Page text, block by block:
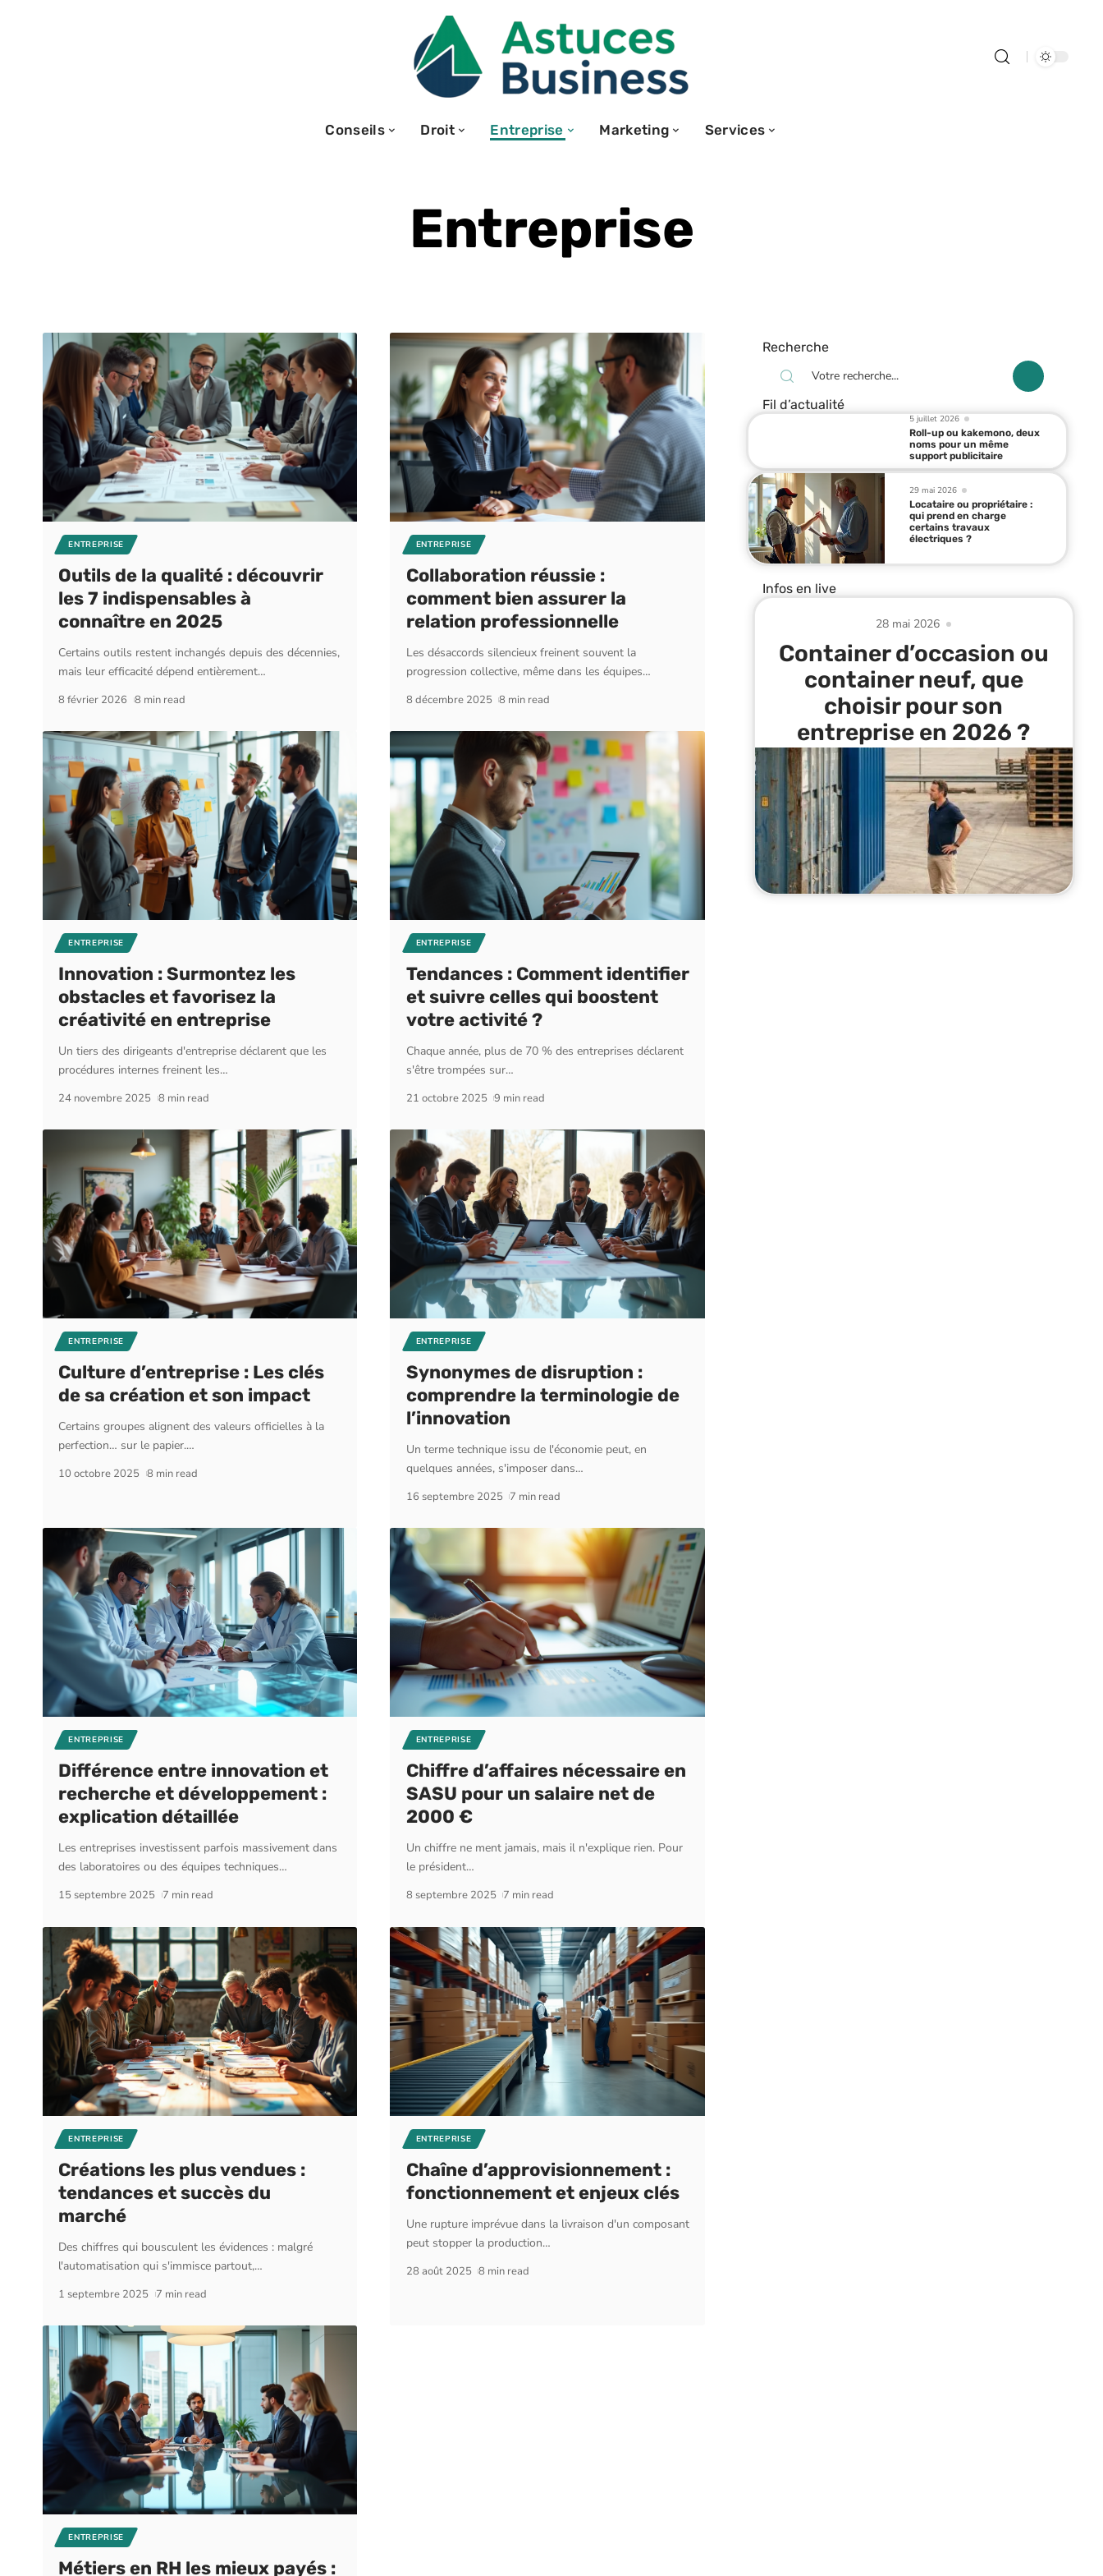
Conseils Droit Entreprise Marketing Services
Entreprise
ENTREPRISE
Outils de la qualité : découvrir
les 7 indispensables à
connaître en 2025
Certains outils restent inchangés depuis des décennies,
mais leur efficacité dépend entièrement…
8 février 2026 8 min read
ENTREPRISE
Collaboration réussie :
comment bien assurer la
relation professionnelle
Les désaccords silencieux freinent souvent la
progression collective, même dans les équipes…
8 décembre 2025 8 min read
ENTREPRISE
Innovation : Surmontez les
obstacles et favorisez la
créativité en entreprise
Un tiers des dirigeants d'entreprise déclarent que les
procédures internes freinent les…
24 novembre 2025 8 min read
ENTREPRISE
Tendances : Comment identifier
et suivre celles qui boostent
votre activité ?
Chaque année, plus de 70 % des entreprises déclarent
s'être trompées sur…
21 octobre 2025 9 min read
ENTREPRISE
Culture d’entreprise : Les clés
de sa création et son impact
Certains groupes alignent des valeurs officielles à la
perfection… sur le papier.…
10 octobre 2025 8 min read
ENTREPRISE
Synonymes de disruption :
comprendre la terminologie de
l’innovation
Un terme technique issu de l'économie peut, en
quelques années, s'imposer dans…
16 septembre 2025 7 min read
ENTREPRISE
Différence entre innovation et
recherche et développement :
explication détaillée
Les entreprises investissent parfois massivement dans
des laboratoires ou des équipes techniques…
15 septembre 2025 7 min read
ENTREPRISE
Chiffre d’affaires nécessaire en
SASU pour un salaire net de
2000 €
Un chiffre ne ment jamais, mais il n'explique rien. Pour
le président…
8 septembre 2025 7 min read
ENTREPRISE
Créations les plus vendues :
tendances et succès du
marché
Des chiffres qui bousculent les évidences : malgré
l'automatisation qui s'immisce partout,…
1 septembre 2025 7 min read
ENTREPRISE
Chaîne d’approvisionnement :
fonctionnement et enjeux clés
Une rupture imprévue dans la livraison d'un composant
peut stopper la production…
28 août 2025 8 min read
ENTREPRISE
Métiers en RH les mieux payés :
Recherche
Fil d’actualité
5 juillet 2026
Roll-up ou kakemono, deux
noms pour un même
support publicitaire
29 mai 2026
Locataire ou propriétaire :
qui prend en charge
certains travaux
électriques ?
Infos en live
28 mai 2026
Container d’occasion ou
container neuf, que
choisir pour son
entreprise en 2026 ?